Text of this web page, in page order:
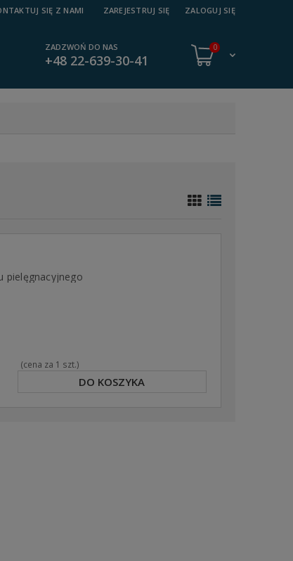
ZAREJESTRUJ SIĘ ZALOGUJ SIĘ
SIĘ Z NAMI
ZADZWOŃ DO NAS
+48 22-639-30-41
0
pielęgnacyjnego
(cena za 1 szt.)
DO KOSZYKA